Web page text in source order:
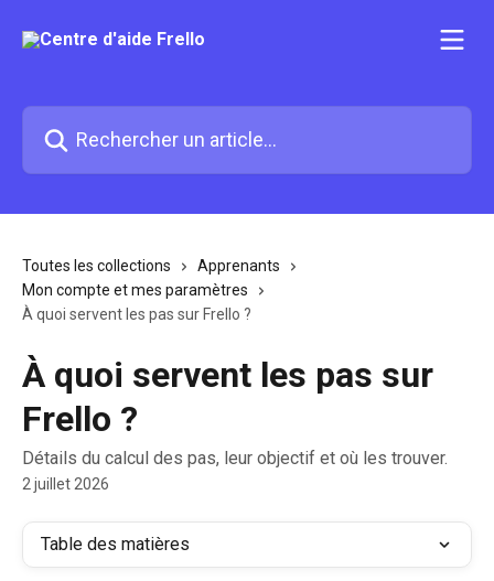
Toutes les collections
Apprenants
Mon compte et mes paramètres
À quoi servent les pas sur Frello ?
À quoi servent les pas sur
Frello ?
Détails du calcul des pas, leur objectif et où les trouver.
2 juillet 2026
Table des matières